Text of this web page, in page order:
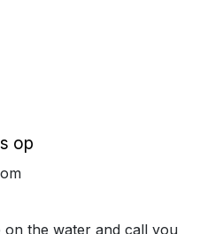
op
the water and call you